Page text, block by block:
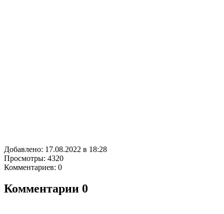
Добавлено: 17.08.2022 в 18:28
Просмотры: 4320
Комментариев: 0
Комментарии 0